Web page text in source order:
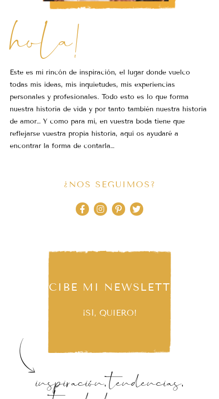
hola!
Este es mi rincón de inspiración, el lugar donde vuelco
todas mis ideas, mis inquietudes, mis experiencias
personales y profesionales. Todo esto es lo que forma
nuestra historia de vida y por tanto también nuestra historia
de amor… Y como para mi, en vuestra boda tiene que
reflejarse vuestra propia historia, aquí os ayudaré a
encontrar la forma de contarla…
¿NOS SEGUIMOS?
RECIBE MI NEWSLETTER
¡SÍ, QUIERO!
inspiración, tendencias,